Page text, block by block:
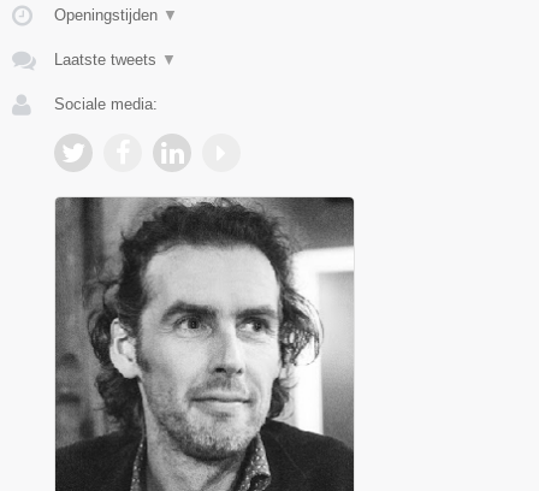
Openingstijden ▼
Laatste tweets ▼
Sociale media: